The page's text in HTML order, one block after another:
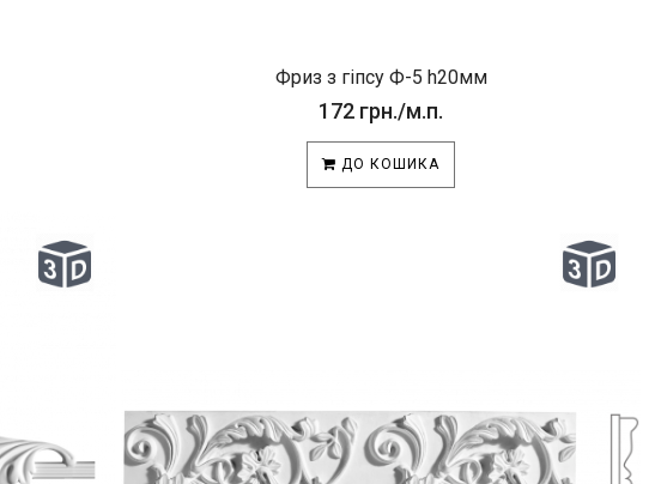
Фриз з гіпсу Ф-5 h20мм
172 грн./м.п.
ДО КОШИКА